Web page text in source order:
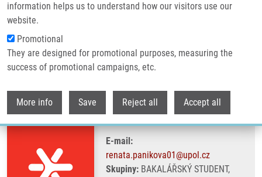
information helps us to understand how our visitors use our
website.
Promotional
They are designed for promotional purposes, measuring the
success of promotional campaigns, etc.
More info Save Reject all Accept all
Drobečková navigace
Domů Páníková Renáta
Páníková Renáta
E-mail:
renata.panikova01@upol.cz
Skupiny:BAKALÁŘSKÝ STUDENT,